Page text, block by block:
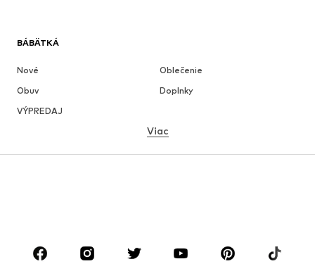
BÁBÄTKÁ
Nové
Oblečenie
Obuv
Doplnky
VÝPREDAJ
ZNAČKY
Viac